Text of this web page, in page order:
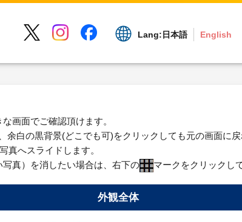
Lang: 日本語 English
画面でご確認頂けます。
余白の黒背景(どこでも可)をクリックしても元の画面に戻
真へスライドします。
真）を消したい場合は、右下の
マークをクリックし
外観全体